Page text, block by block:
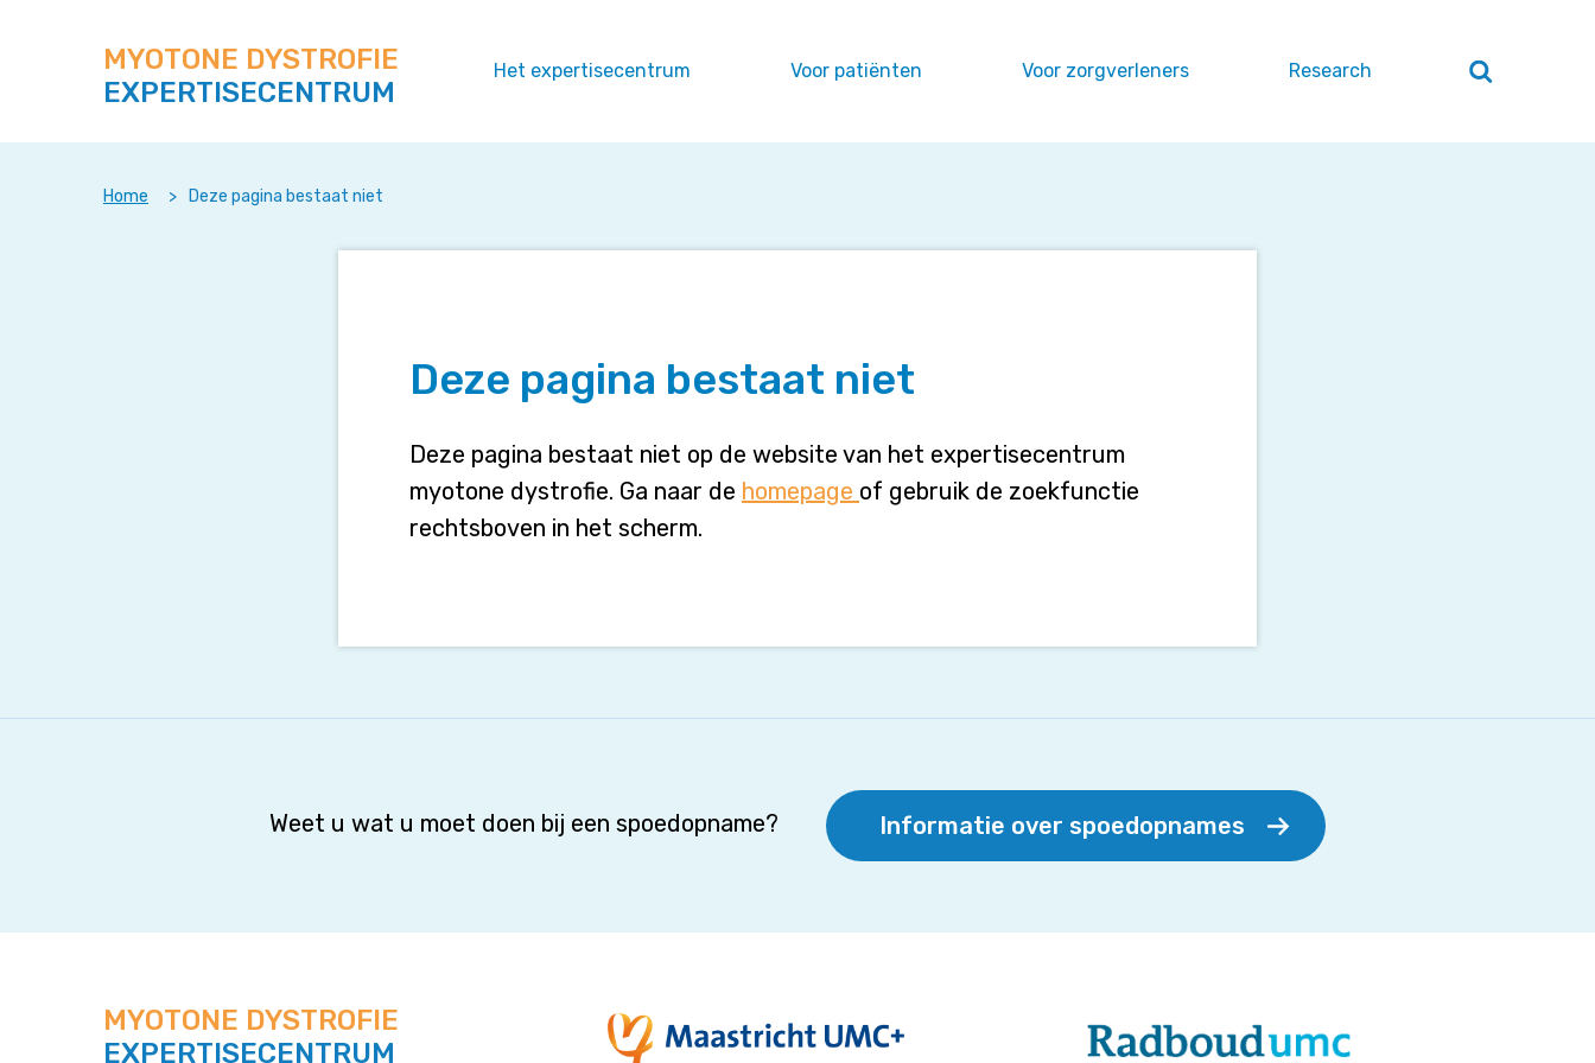
naar
content
deze
site
MYOTONE DYSTROFIE
EXPERTISECENTRUM
Het expertisecentrum Voor patiënten Voor zorgverleners Research Zoeken
sluiten
Home > Deze pagina bestaat niet
Deze pagina bestaat niet
Deze pagina bestaat niet op de website van het expertisecentrum
myotone dystrofie. Ga naar de homepage of gebruik de zoekfunctie
rechtsboven in het scherm.
Weet u wat u moet doen bij een spoedopname? Informatie over spoedopnames
MYOTONE DYSTROFIE
EXPERTISECENTRUM